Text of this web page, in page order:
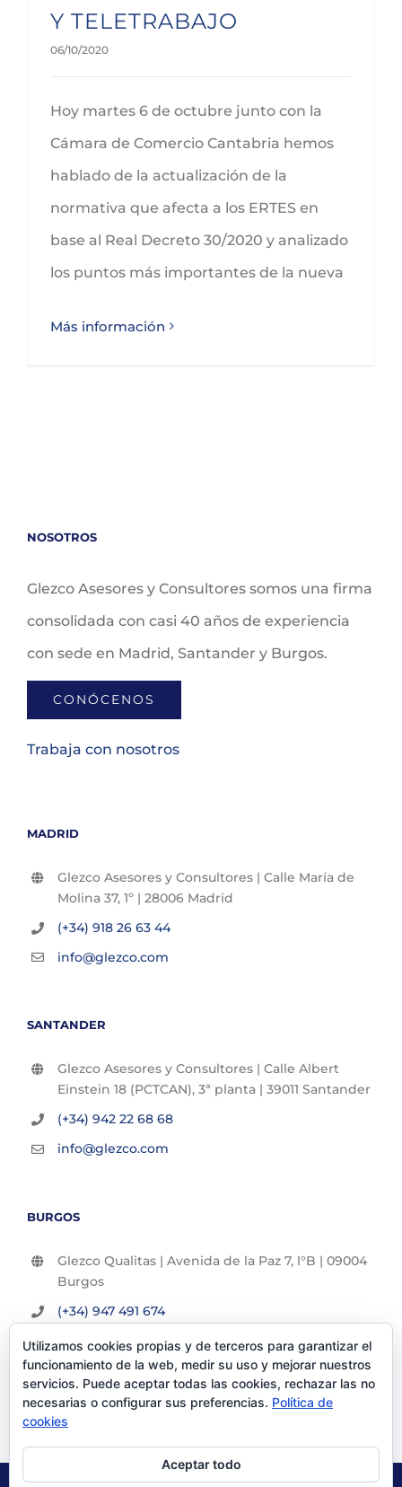
Y TELETRABAJO
06/10/2020
Hoy martes 6 de octubre junto con la
Cámara de Comercio Cantabria hemos
hablado de la actualización de la
normativa que afecta a los ERTES en
base al Real Decreto 30/2020 y analizado
los puntos más importantes de la nueva
Más información
NOSOTROS
Glezco Asesores y Consultores somos una firma
consolidada con casi 40 años de experiencia
con sede en Madrid, Santander y Burgos.
CONÓCENOS
Trabaja con nosotros
MADRID
Glezco Asesores y Consultores | Calle María de
Molina 37, 1º | 28006 Madrid
(+34) 918 26 63 44
info@glezco.com
SANTANDER
Glezco Asesores y Consultores | Calle Albert
Einstein 18 (PCTCAN), 3ª planta | 39011 Santander
(+34) 942 22 68 68
info@glezco.com
BURGOS
Glezco Qualitas | Avenida de la Paz 7, l°B | 09004
Burgos
(+34) 947 491 674
info@glezco.com
Utilizamos cookies propias y de terceros para garantizar el
funcionamiento de la web, medir su uso y mejorar nuestros
servicios. Puede aceptar todas las cookies, rechazar las no
necesarias o configurar sus preferencias. Política de
cookies
Aceptar todo